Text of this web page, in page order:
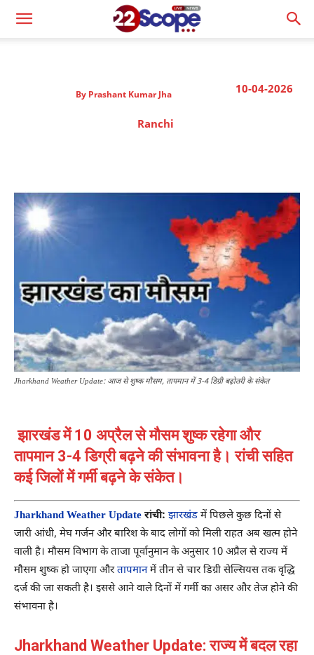
10-04-2026
By Prashant Kumar Jha
Ranchi
Jharkhand Weather Update: आज से शुष्क मौसम, तापमान में 3-4 डिग्री बढ़ोतरी के संकेत
झारखंड में 10 अप्रैल से मौसम शुष्क रहेगा और
तापमान 3-4 डिग्री बढ़ने की संभावना है। रांची सहित
कई जिलों में गर्मी बढ़ने के संकेत।
Jharkhand Weather Update रांची: झारखंड में पिछले कुछ दिनों से
जारी आंधी, मेघ गर्जन और बारिश के बाद लोगों को मिली राहत अब खत्म होने
वाली है। मौसम विभाग के ताजा पूर्वानुमान के अनुसार 10 अप्रैल से राज्य में
मौसम शुष्क हो जाएगा औरतापमानमें तीन से चार डिग्री सेल्सियस तक वृद्धि
दर्ज की जा सकती है। इससे आने वाले दिनों में गर्मी का असर और तेज होने की
संभावना है।
Jharkhand Weather Update: राज्य में बदल रहा